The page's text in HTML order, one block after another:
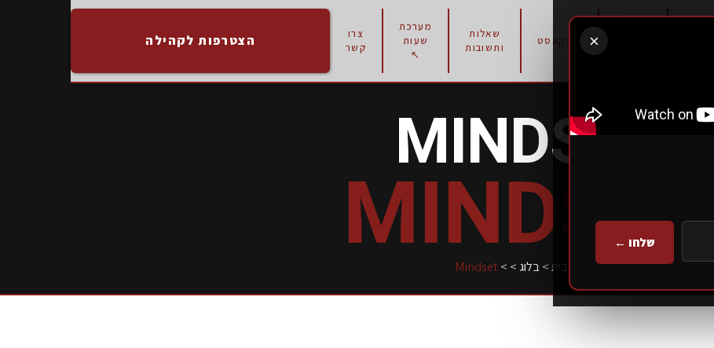
פודקאסט
שאלות
ותשובות
מערכת
שעות
↖
צרו
קשר
הצטרפות לקהילה
MINDSET
MINDSET
עמוד הבית>בלוג >
>
Mindset
×
שלחו ←